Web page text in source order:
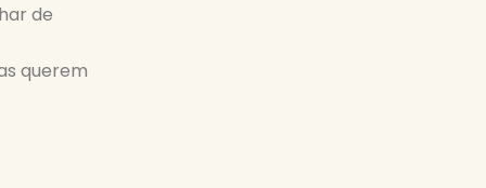
de
querem